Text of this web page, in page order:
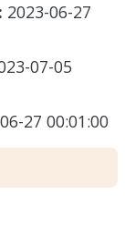
2023-06-27
07-05
27 00:01:00